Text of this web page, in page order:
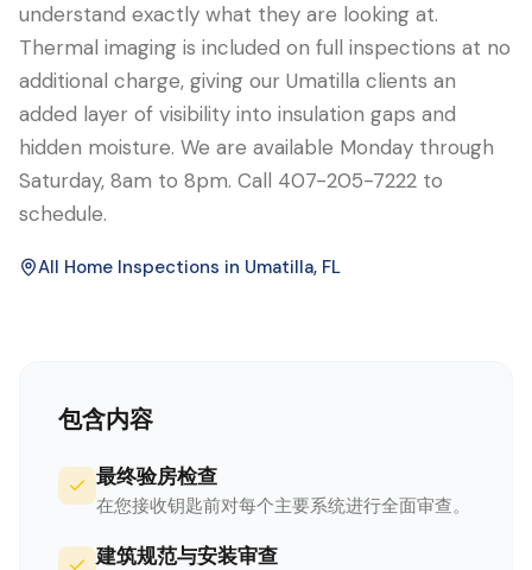
understand exactly what they are looking at.
Thermal imaging is included on full inspections at no
additional charge, giving our Umatilla clients an
added layer of visibility into insulation gaps and
hidden moisture. We are available Monday through
Saturday, 8am to 8pm. Call 407-205-7222 to
schedule.
All Home Inspections in Umatilla, FL
包含内容
最终验房检查
在您接收钥匙前对每个主要系统进行全面审查。
建筑规范与安装审查